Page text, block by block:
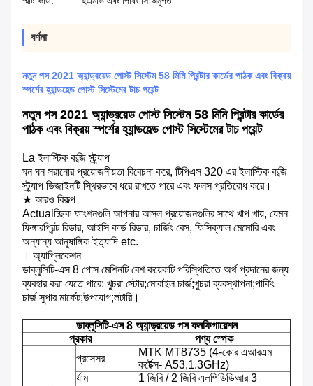
বর্ণনা
নতুন পস 2021 অ্যান্ড্রয়েড পোস্ট সিস্টেম 58 মিমি প্রিন্টার কার্ডের পাঠক এবং বিক্রয়
স্পর্শের হ্যান্ডহেল্ড পোস্ট সিস্টেমের টাচ পয়েন্ট
নতুন পস 2021 অ্যান্ড্রয়েড পোস্ট সিস্টেম 58 মিমি প্রিন্টার কার্ডের
পাঠক এবং বিক্রয় স্পর্শের হ্যান্ডহেল্ড পোস্ট সিস্টেমের টাচ পয়েন্ট
La ইলাস্টিক কব্জি স্ট্র্যাপ
ঘন ঘন সরানোর প্রয়োজনীয়তা বিবেচনা করে, টিপিএস 320 এর ইলাস্টিক কব্জি
স্ট্র্যাপ ডিজাইনটি স্থিরভাবে ধরে রাখতে পারে এবং ফলস প্রতিরোধ করে।
★ আরও বিকল্প
Actualচ্ছিক ফাংশনগুলি আপনার আসল প্রয়োজনগুলির সাথে খাপ খায়, যেমন
ফিঙ্গারপ্রিন্ট রিডার, আইসি কার্ড রিডার, চার্জিং বেস, ফিসিক্যাল মেমোরি এবং
অন্যান্য আনুষাঙ্গিক ইত্যাদি etc.
। অ্যাপ্লিকেশন
ডাব্লুসিটি-এস 8 পোস মেশিনটি বেশ কয়েকটি পরিস্থিতিতে অর্থ প্রদানের জন্য
ব্যবহার করা যেতে পারে: খুচরা স্টোর;মোবাইল চার্জ;খুচরা ব্যবস্থাপনা;পার্কিং
চার্জ সুপার মার্কেট;উপযোগ;লটারি।
ডাব্লুসিটি-এস 8 অ্যান্ড্রয়েড পস কনফিগারেশন
প্রকার
পণ্য স্পেক
প্রসেসর
MTK MT8735 (4-কোর এআরএম
কর্টেক্স- A53,1.3GHz)
র্যাম
1 জিবি / 2 জিবি এলপিডিডিআর 3